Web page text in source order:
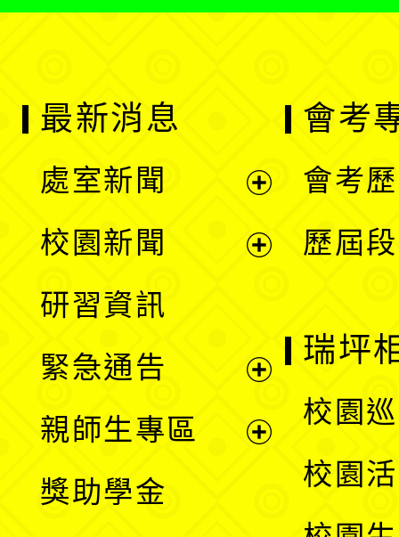
最新消息
處室新聞
單
校園新聞
選
單
研習資訊
緊急通告
親師生專區
獎助學金
會考
會考
歷屆
瑞坪
校園
校園